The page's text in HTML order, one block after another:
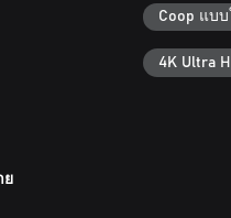
ย
Coop แบ
4K Ultra